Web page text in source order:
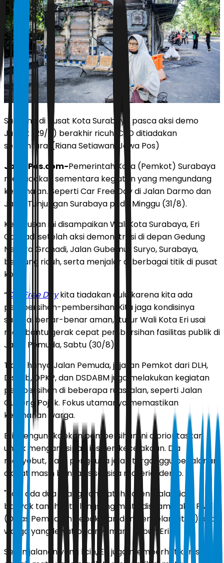
Suasana di pusat Kota Surabaya pasca aksi demo
Jumat (29/8) berakhir ricuh. CFD ditiadakan
sementara. (Riana Setiawan/Jawa Pos)
JawaPos.com-Pemerintah Kota (Pemkot) Surabaya
meniadakan sementara kegiatan yang mengundang
keramaian. Seperti Car Free Day di Jalan Darmo dan
Jalan Tunjungan Surabaya pada Minggu (31/8).
Keputusan ini disampaikan Wali Kota Surabaya, Eri
Cahyadi setelah aksi demonstrasi di depan Gedung
Negara Grahadi, Jalan Gubernur Suryo, Surabaya,
berujung ricuh, serta menjalar di berbagai titik di pusat
kota.
“ Car Free Daykita tiadakan dulu karena kita ada
pembersihan-pembersihan. Kita jaga kondisinya
sampai benar-benar aman," tutur Wali Kota Eri usai
membantu gerak cepat pembersihan fasilitas publik di
Jalan Pemuda, Sabtu (30/8).
Tidak hanya Jalan Pemuda, jajaran Pemkot dari DLH,
Dishub, DPKP, dan DSDABM juga melakukan kegiatan
pembersihan di beberapa ruas jalan, seperti Jalan
Gubeng Pojok. Fokus utamanya memastikan
keamanan warga.
Eri mengungkapkan pembersihan ini diprioritaskan
untuk mengantisipasi insiden kecelakaan. Dia
menyebut, para pengguna jalan terganggu perjalanan
akibat masih banyak sisa-sisa material demo.
"Tadi ada dua orang yang jatuh karena jalan licin
banyak tanah. Kita langsung minta disiram pakai PMK
(Dinas Pemadam Kebakaran dan Penyelamatan) agar
warga yang lewat bisa nyaman," imbuh Eri.
Selain jalanan yang licin, Eri juga memperhatikan sisa